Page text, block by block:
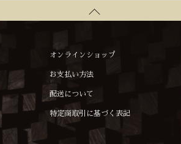
オンラインショップ
お支払い方法
配送について
特定商取引に基づく表記